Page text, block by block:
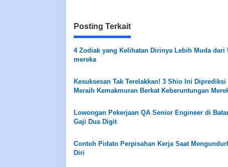
Posting Terkait
4 Zodiak yang Kelihatan Dirinya Lebih Muda dari
mereka
Kesuksesan Tak Terelakkan! 3 Shio Ini Diprediksi
Meraih Kemakmuran Berkat Keberuntungan
Lowongan Pekerjaan QA Senior Engineer di
Gaji Dua Digit
Contoh Pidato Perpisahan Kerja Saat
Diri